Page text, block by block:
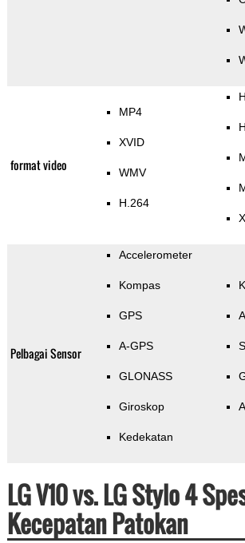
format video
MP4
XVID
WMV
H.264
Pelbagai Sensor
Accelerometer
Kompas
GPS
A-GPS
GLONASS
Giroskop
Kedekatan
LG V10 vs. LG Stylo 4
Kecepatan Patokan